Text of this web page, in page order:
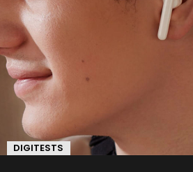
DIGITESTS